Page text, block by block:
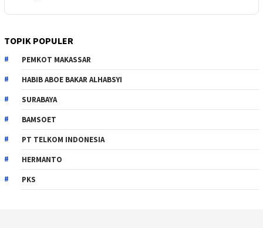
TOPIK POPULER
PEMKOT MAKASSAR
HABIB ABOE BAKAR ALHABSYI
SURABAYA
BAMSOET
PT TELKOM INDONESIA
HERMANTO
PKS